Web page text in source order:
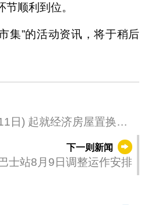
顺利到位。
集”的活动资讯，将于稍后
日) 起就经济房屋置换制
下一则新闻
士站8月9日调整运作安排